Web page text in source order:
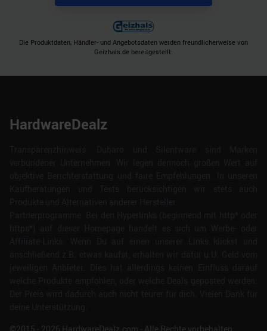
Die Produktdaten, Händler- und Angebotsdaten werden freundlicherweise von
Geizhals.de bereitgestellt.
HardwareDealz